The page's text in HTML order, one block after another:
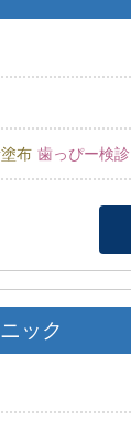
布 歯っぴー検診
ック